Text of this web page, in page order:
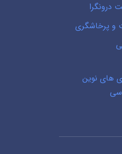
و پرخاشگری
های نوین